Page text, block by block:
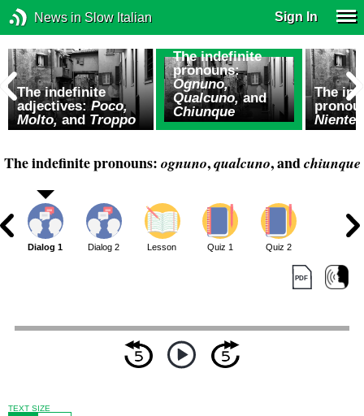
News in Slow Italian Sign In
The indefinite
adjectives:Poco,
Molto,and Troppo
The indefinite
pronouns:
Ognuno,
Qualcuno,and
Chiunque
The
Niente,
The indefinite pronouns: ognuno,qualcuno, andchiunque
Dialog 1 Dialog 2 Lesson Quiz 1 Quiz 2
TEXT SIZE